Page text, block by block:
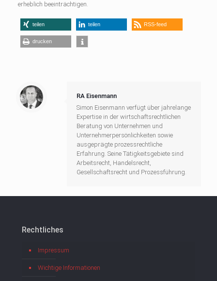
erheblich beeinträchtigen.
teilen teilen RSS-feed
drucken
RA Eisenmann
Simon Eisenmann verfügt über jahrelange
Expertise in der wirtschaftsrechtlichen
Beratung von Unternehmen und
Unternehmerpersönlichkeiten sowie
ausgeprägte prozessrechtliche
Erfahrung. Seine Tätigkeitsgebiete sind
Arbeitsrecht, Handelsrecht,
Gesellschaftsrecht und Prozessführung.
Rechtliches
Impressum
Wichtige Informationen